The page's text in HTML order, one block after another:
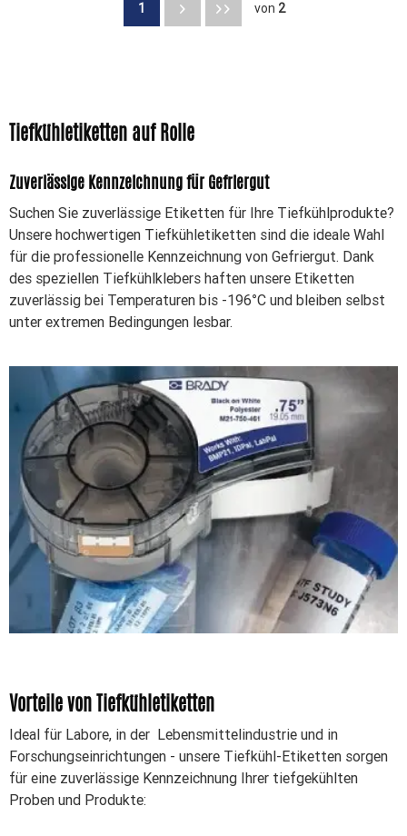
1 von 2
Tiefkühletiketten auf Rolle
Zuverlässige Kennzeichnung für Gefriergut
Suchen Sie zuverlässige Etiketten für Ihre Tiefkühlprodukte?
Unsere hochwertigen Tiefkühletiketten sind die ideale Wahl
für die professionelle Kennzeichnung von Gefriergut. Dank
des speziellen Tiefkühlklebers haften unsere Etiketten
zuverlässig bei Temperaturen bis -196°C und bleiben selbst
unter extremen Bedingungen lesbar.
Vorteile von Tiefkühletiketten
Ideal für Labore, in der Lebensmittelindustrie und in
Forschungseinrichtungen - unsere Tiefkühl-Etiketten sorgen
für eine zuverlässige Kennzeichnung Ihrer tiefgekühlten
Proben und Produkte: